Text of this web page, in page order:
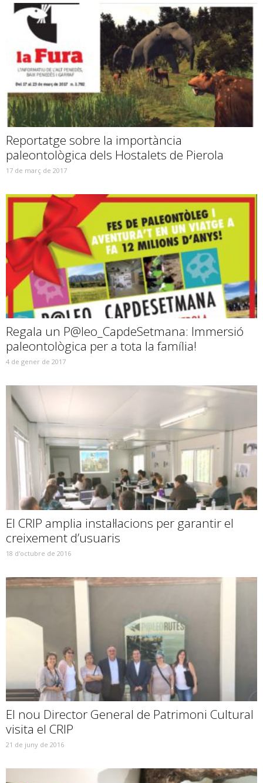
Reportatge sobre la importància
paleontològica dels Hostalets de Pierola
17 de març de 2017
Regala un P@leo_CapdeSetmana: Immersió
paleontològica per a tota la família!
4 de gener de 2017
El CRIP amplia instal·lacions per garantir el
creixement d’usuaris
18 d'octubre de 2016
El nou Director General de Patrimoni Cultural
visita el CRIP
21 de juny de 2016